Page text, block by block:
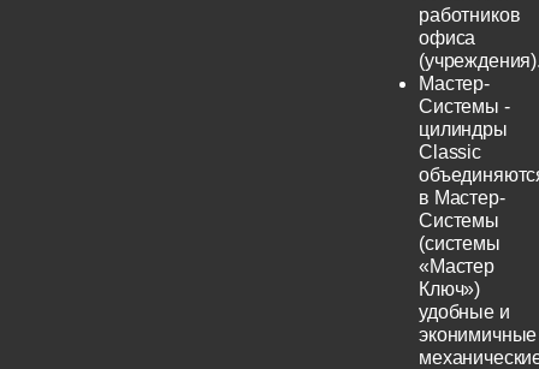
работников
офиса
Мастер-
Системы -
цилиндры
Classic
в Мастер-
Системы
(системы
«Мастер
Ключ»)
удобные и
эконимичные